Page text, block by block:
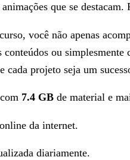
que se
você não apenas
ou
cada projeto seja um
7.4 GB de material e
da internet.
diariamente.